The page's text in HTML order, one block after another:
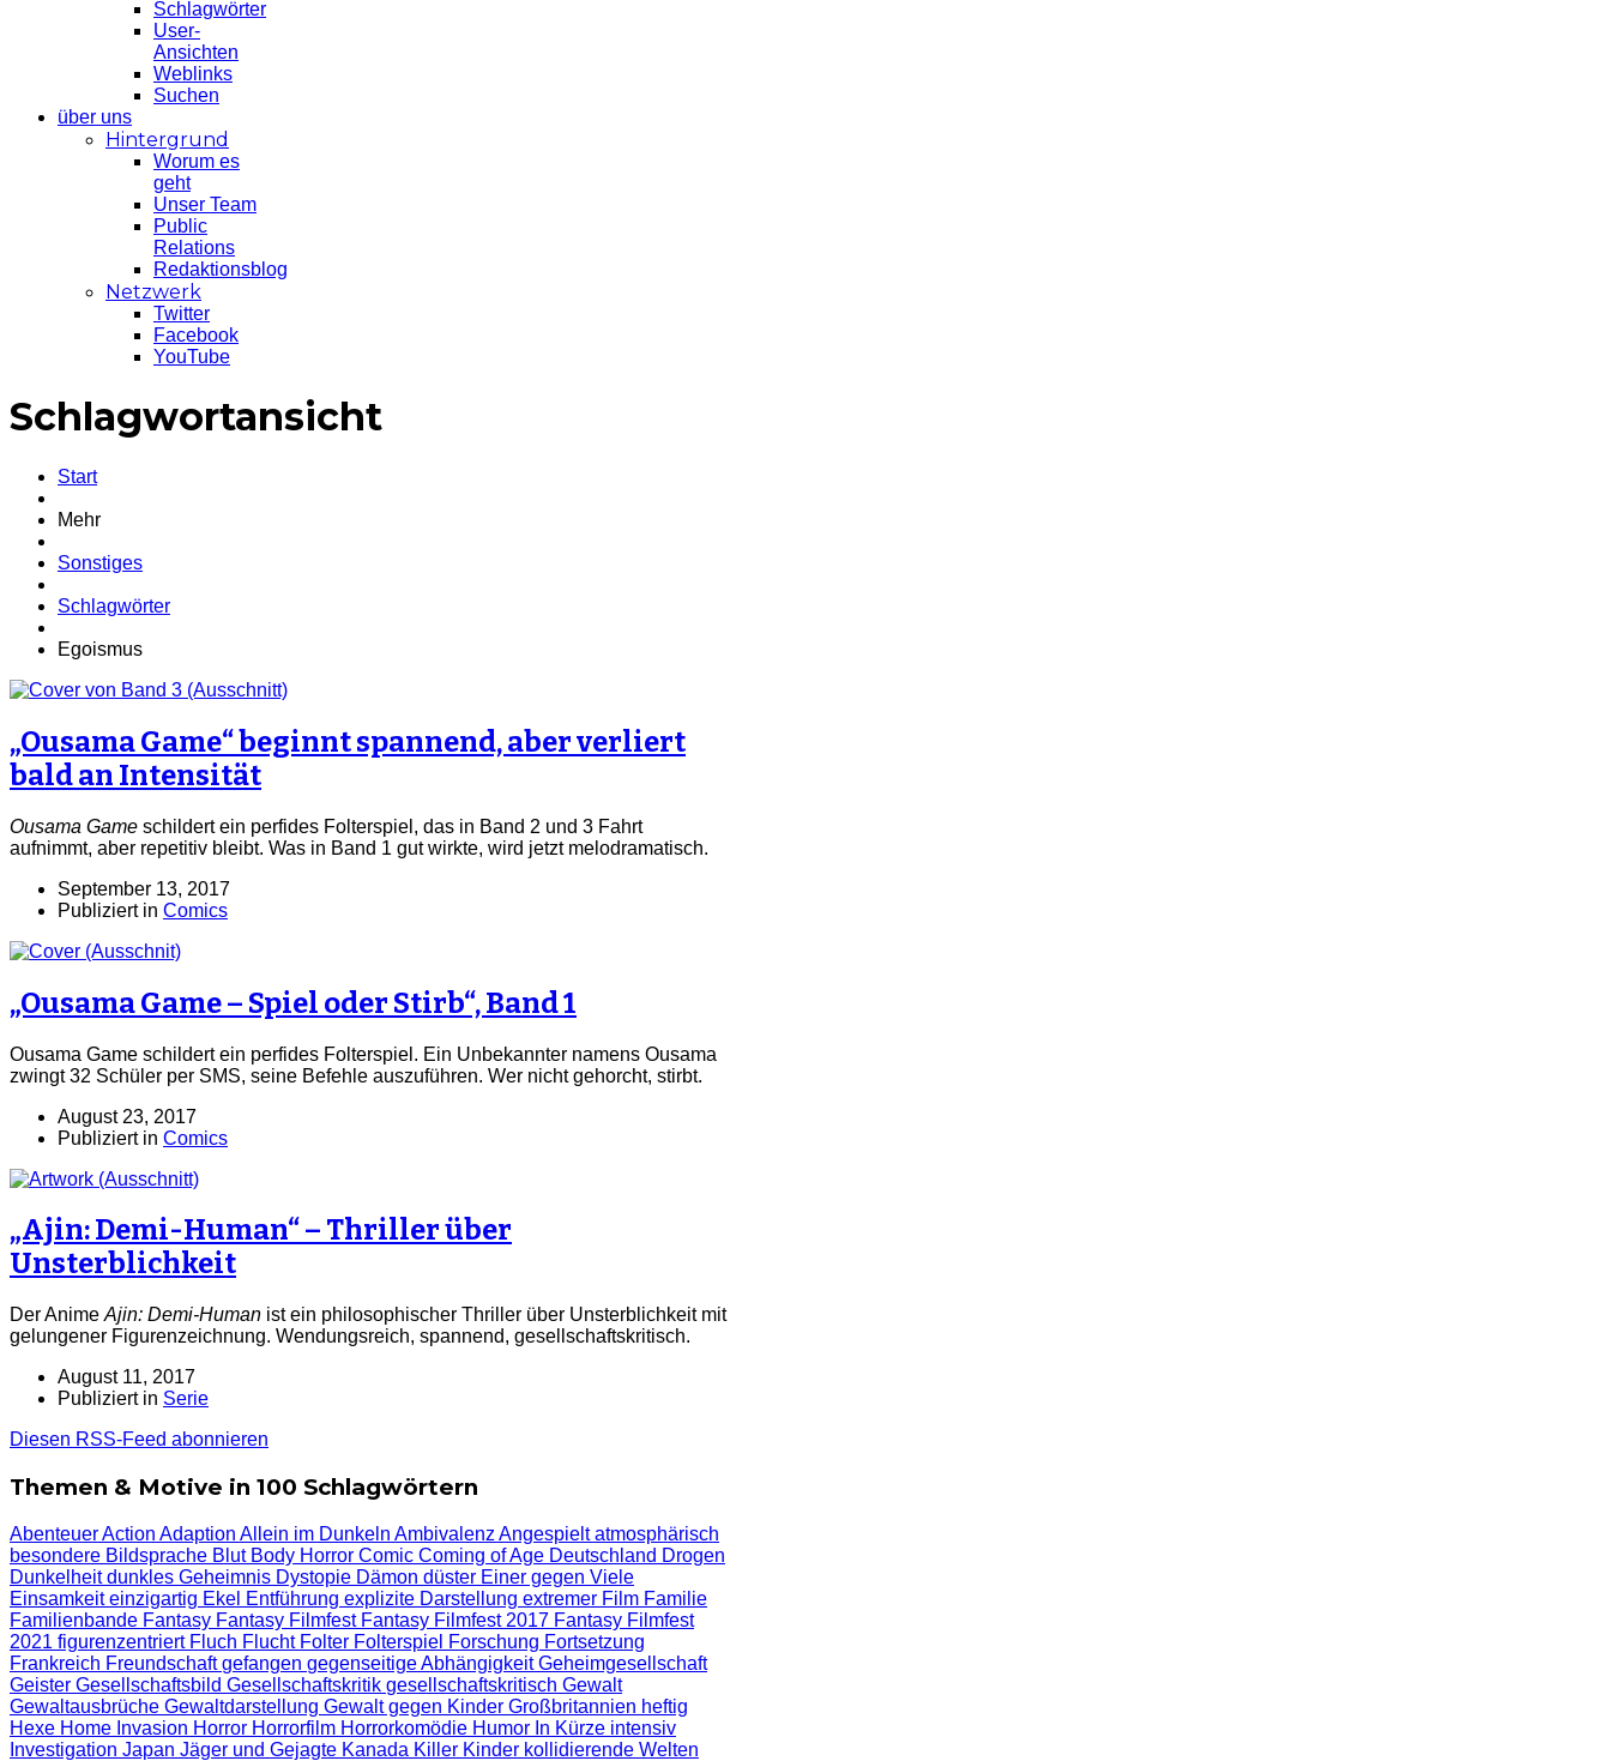
Schlagwörter
User-
Ansichten
Weblinks
Suchen
über uns
Hintergrund
Worum es
geht
Unser Team
Public
Relations
Redaktionsblog
Netzwerk
Twitter
Facebook
YouTube
Schlagwortansicht
Start
Mehr
Sonstiges
Schlagwörter
Egoismus
„Ousama Game“ beginnt spannend, aber verliert
bald an Intensität
Ousama Game schildert ein perfides Folterspiel, das in Band 2 und 3 Fahrt
aufnimmt, aber repetitiv bleibt. Was in Band 1 gut wirkte, wird jetzt melodramatisch.
September 13, 2017
Publiziert in Comics
„Ousama Game – Spiel oder Stirb“, Band 1
Ousama Game schildert ein perfides Folterspiel. Ein Unbekannter namens Ousama
zwingt 32 Schüler per SMS, seine Befehle auszuführen. Wer nicht gehorcht, stirbt.
August 23, 2017
Publiziert in Comics
„Ajin: Demi-Human“ – Thriller über
Unsterblichkeit
Der Anime Ajin: Demi-Human ist ein philosophischer Thriller über Unsterblichkeit mit
gelungener Figurenzeichnung. Wendungsreich, spannend, gesellschaftskritisch.
August 11, 2017
Publiziert in Serie
Diesen RSS-Feed abonnieren
Themen & Motive in 100 Schlagwörtern
AbenteuerAction Adaption Allein im Dunkeln Ambivalenz Angespieltatmosphärisch
besondere Bildsprache Blut Body Horror Comic Coming of Age Deutschland Drogen
Dunkelheitdunkles Geheimnis Dystopie Dämon düster Einer gegen Viele
Einsamkeiteinzigartig Ekel Entführung explizite Darstellung extremer Film Familie
Familienbande Fantasy Fantasy Filmfest Fantasy Filmfest 2017 Fantasy Filmfest
2021 figurenzentriert Fluch Flucht Folter Folterspiel Forschung Fortsetzung
Frankreich Freundschaftgefangen gegenseitige AbhängigkeitGeheimgesellschaft
Geister Gesellschaftsbild Gesellschaftskritik gesellschaftskritisch Gewalt
Gewaltausbrüche Gewaltdarstellung Gewalt gegen Kinder Großbritannien heftig
Hexe Home Invasion Horror Horrorfilm Horrorkomödie Humor In Kürze intensiv
Investigation Japan Jäger und Gejagte Kanada Killer Kinder kollidierende Welten